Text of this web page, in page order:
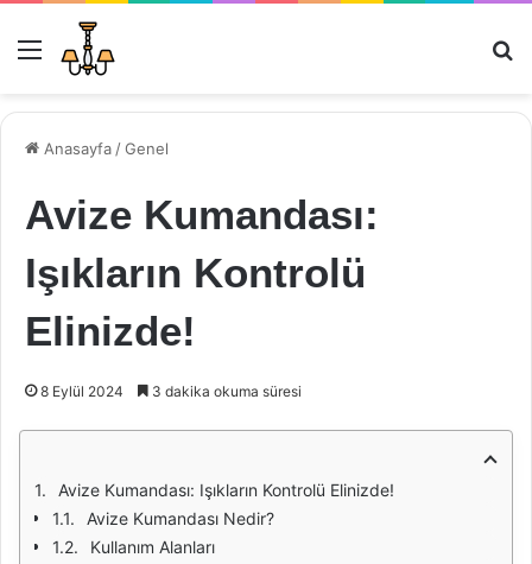
Menü
Anasayfa /Genel
Avize Kumandası:
Işıkların Kontrolü
Elinizde!
8 Eylül 2024 3 dakika okuma süresi
Avize Kumandası: Işıkların Kontrolü Elinizde!
Avize Kumandası Nedir?
Kullanım Alanları